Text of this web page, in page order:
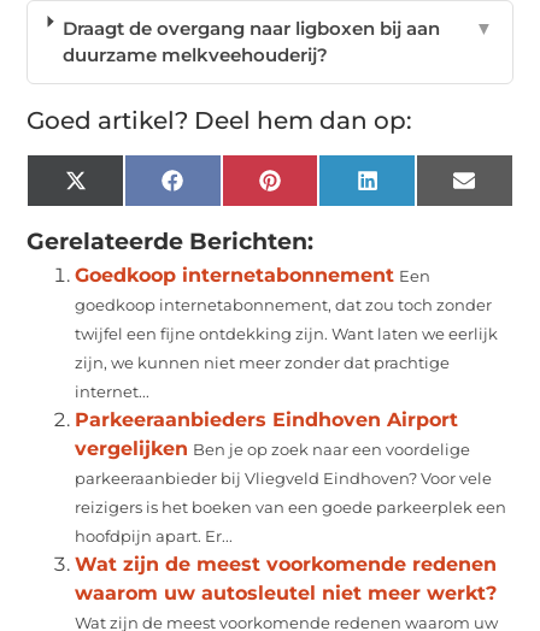
Draagt de overgang naar ligboxen bij aan
duurzame melkveehouderij?
▼
Goed artikel? Deel hem dan op:
X
(Twitter)
Facebook Pinterest LinkedIn Email
Gerelateerde Berichten:
Goedkoop internetabonnement Een
goedkoop internetabonnement, dat zou toch zonder
twijfel een fijne ontdekking zijn. Want laten we eerlijk
zijn, we kunnen niet meer zonder dat prachtige
internet...
Parkeeraanbieders Eindhoven Airport
vergelijken Ben je op zoek naar een voordelige
parkeeraanbieder bij Vliegveld Eindhoven? Voor vele
reizigers is het boeken van een goede parkeerplek een
hoofdpijn apart. Er...
Wat zijn de meest voorkomende redenen
waarom uw autosleutel niet meer werkt?
Wat zijn de meest voorkomende redenen waarom uw